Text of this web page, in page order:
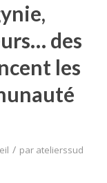
des
les
/ par atelierssud